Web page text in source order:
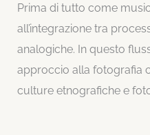
Prima di tutto come
all’integrazione tra
analogiche. In questo
approccio alla fotografia
culture etnografiche e